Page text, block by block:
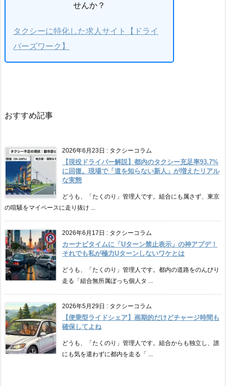
せんか？
タクシーに特化した求人サイト【ドライ
バーズワーク】
おすすめ記事
2026年6月23日 : タクシーコラム
【現役ドライバー解説】都内のタクシー充足率93.7%
に回復。現場で「道を知らない新人」が増えたリアル
な実態
どうも、「たくのり」管理人です。組合にも属さず、東京
の喧騒をマイペースに走り抜け ...
2026年6月17日 : タクシーコラム
カーナビタイムに「Uターン禁止表示」の神アプデ！
それでも私が極力Uターンしないワケとは
どうも、「たくのり」管理人です。都内の道路をのんびり
走る「組合無所属ぼっち個人タ ...
2026年5月29日 : タクシーコラム
【便乗型ライドシェア】画期的だけどチャージ時間も
確保してよね
どうも、「たくのり」管理人です。組合からも独立し、誰
にも気を遣わずに都内を走る「 ...